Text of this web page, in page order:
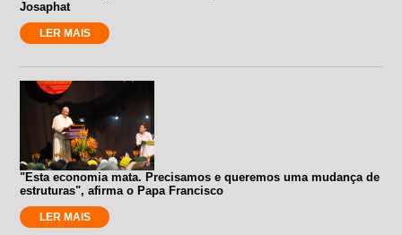
Josaphat
LER MAIS
"Esta economia mata. Precisamos e queremos uma mudança de
estruturas", afirma o Papa Francisco
LER MAIS